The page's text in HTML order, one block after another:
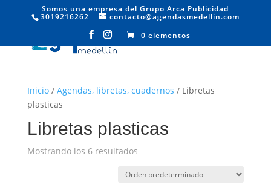
Somos una empresa del Grupo Arca Publicidad
3019216262
contacto@agendasmedellin.com
0 elementos
Inicio/ Agendas, libretas, cuadernos / Libretas
plasticas
Libretas plasticas
Mostrando los 6 resultados